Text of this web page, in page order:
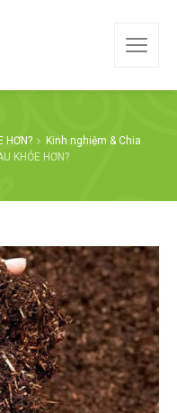
HƠN?
Kinh nghiệm & Chia
KHỎE HƠN?